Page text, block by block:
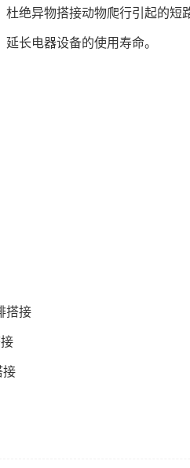
绝异物搭接动物爬行引起的短
长电器设备的使用寿命。
搭接
接